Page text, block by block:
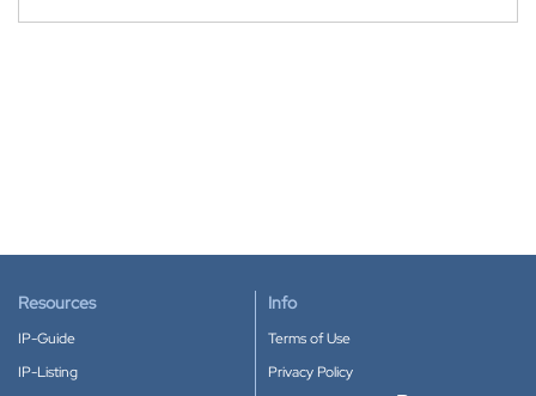
Resources
IP-Guide
IP-Listing
Info
Terms of Use
Privacy Policy